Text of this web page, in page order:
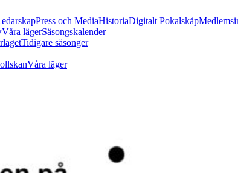
Press och MediaHistoriaDigitalt Pokalskåp
Våra lägerSäsongskalender
Tidigare säsonger
Våra läger